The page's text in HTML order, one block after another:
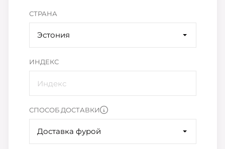
СТРАНА
Эстония
ИНДЕКС
СПОСОБ ДОСТАВКИ
Доставка фурой